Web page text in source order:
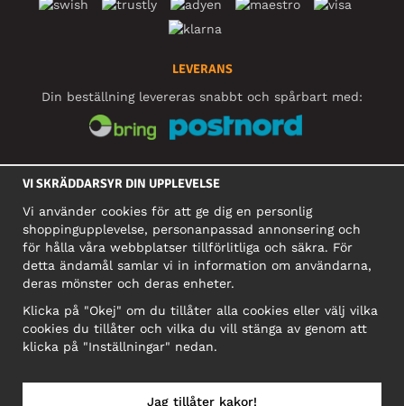
LEVERANS
Din beställning levereras snabbt och spårbart med:
SOCIALA MEDIER
FÖRETAG
Motley Denim Europe OÜ
Narva mnt 5, EE-10117 Tallinn
Org: 12356245, Momsnummer: SE502090048501
OBS! Skicka inte varureturer till denna adress!
VI SKRÄDDARSYR DIN UPPLEVELSE
Vi använder cookies för att ge dig en personlig
shoppingupplevelse, personanpassad annonsering och
för hålla våra webbplatser tillförlitliga och säkra. För
detta ändamål samlar vi in information om användarna,
deras mönster och deras enheter.
Klicka på "Okej" om du tillåter alla cookies eller välj vilka
cookies du tillåter och vilka du vill stänga av genom att
klicka på "Inställningar" nedan.
Jag tillåter kakor!